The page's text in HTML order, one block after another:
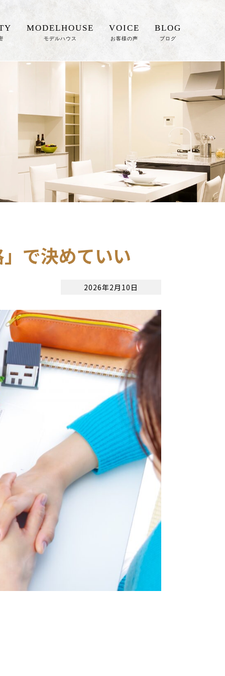
MODELHOUSE
モデルハウス
VOICE
お客様の声
BLOG
ブログ
で決めていい
2026年2月10日